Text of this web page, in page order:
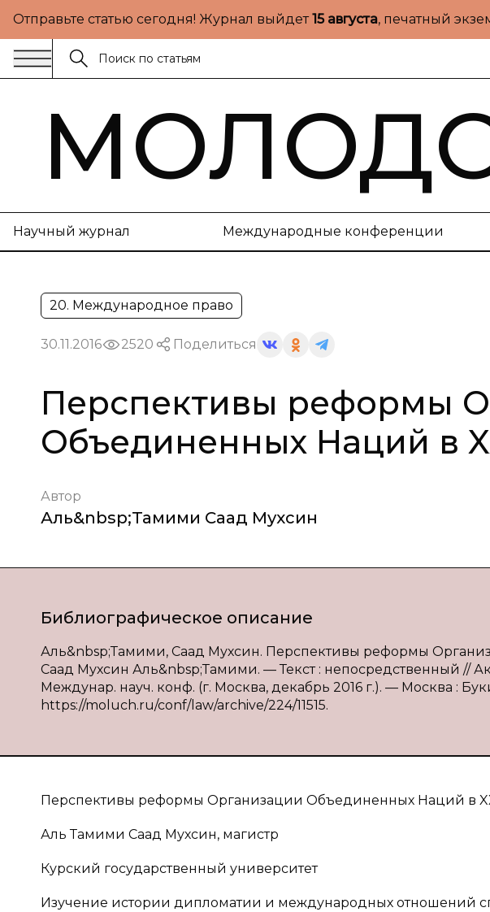
Отправьте статью сегодня! Журнал выйдет15 августа, печатный
Научный журнал Международные конференции
20. Международное право
30.11.2016 2520 Поделиться
Перспективы реформы
Объединенных Наций в
Автор
Аль&nbsp;Тамими Саад Мухсин
Библиографическое описание
Аль&nbsp;Тамими, Саад Мухсин. Перспективы реформы
Саад Мухсин Аль&nbsp;Тамими. — Текст : непосредственный //
Междунар. науч. конф. (г. Москва, декабрь 2016 г.). — Москва :
https://moluch.ru/conf/law/archive/224/11515.
Перспективы реформы Организации Объединенных Наций в
Аль Тамими Саад Мухсин, магистр
Курский государственный университет
Изучение истории дипломатии и международных отношений